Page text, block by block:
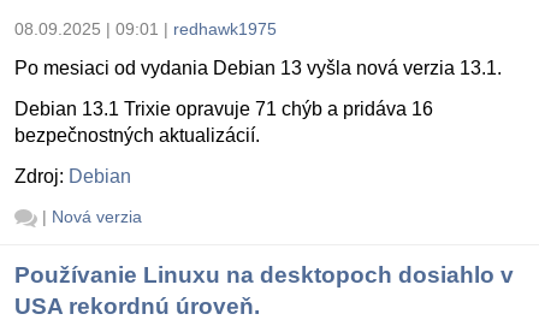
08.09.2025 | 09:01 | redhawk1975
Po mesiaci od vydania Debian 13 vyšla nová verzia 13.1.
Debian 13.1 Trixie opravuje 71 chýb a pridáva 16
bezpečnostných aktualizácií.
Zdroj: Debian
| Nová verzia
Používanie Linuxu na desktopoch dosiahlo v
USA rekordnú úroveň.